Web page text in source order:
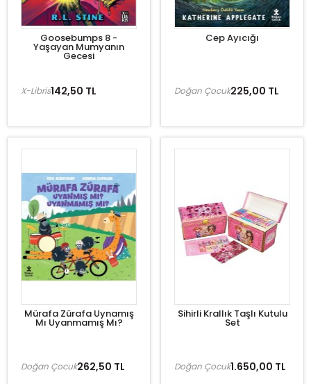
Goosebumps 8 -
Yaşayan Mumyanın
Gecesi
142,50 TL
X-Libris
Cep Ayıcığı
225,00 TL
Doğan Çocuk
Mürafa Zürafa Uynamış
Mı Uyanmamış Mı?
262,50 TL
Doğan Çocuk
Sihirli Krallık Taşlı Kutulu
Set
1.650,00 TL
Doğan Çocuk